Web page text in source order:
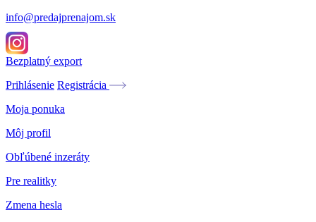
info@predajprenajom.sk
Bezplatný export
Prihlásenie Registrácia
Moja ponuka
Môj profil
Obľúbené inzeráty
Pre realitky
Zmena hesla